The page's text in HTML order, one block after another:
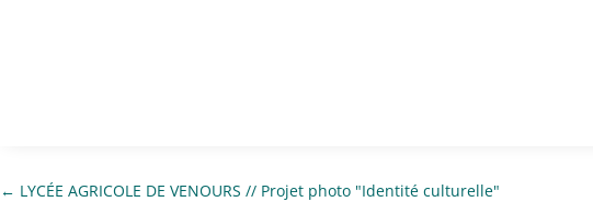
← LYCÉE AGRICOLE DE VENOURS // Projet photo "Identité culturelle"